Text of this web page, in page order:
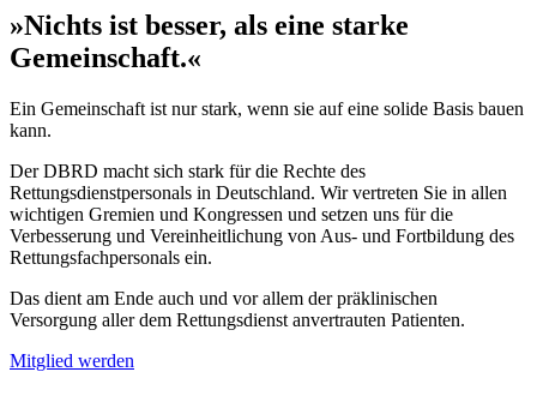
»Nichts ist besser, als eine starke
Gemeinschaft.«
Ein Gemeinschaft ist nur stark, wenn sie auf eine solide Basis bauen
kann.
Der DBRD macht sich stark für die Rechte des
Rettungsdienstpersonals in Deutschland. Wir vertreten Sie in allen
wichtigen Gremien und Kongressen und setzen uns für die
Verbesserung und Vereinheitlichung von Aus- und Fortbildung des
Rettungsfachpersonals ein.
Das dient am Ende auch und vor allem der präklinischen
Versorgung aller dem Rettungsdienst anvertrauten Patienten.
Mitglied werden